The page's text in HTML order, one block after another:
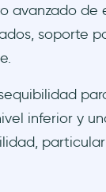
avanzado de
soporte
inferior y